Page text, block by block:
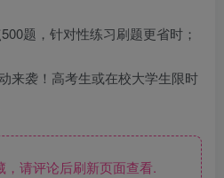
题，针对性练习刷题更省时；
来袭！高考生或在校大学生限时
请评论后刷新页面查看.